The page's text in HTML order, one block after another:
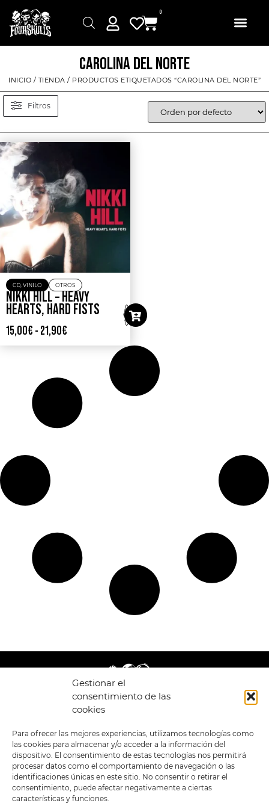
Gestionar el
consentimiento de las
cookies
Para ofrecer las mejores experiencias, utilizamos tecnologías como
las cookies para almacenar y/o acceder a la información del
dispositivo. El consentimiento de estas tecnologías nos permitirá
procesar datos como el comportamiento de navegación o las
identificaciones únicas en este sitio. No consentir o retirar el
consentimiento, puede afectar negativamente a ciertas
características y funciones.
0
CAROLINA DEL NORTE
INICIO / TIENDA / PRODUCTOS ETIQUETADOS “CAROLINA DEL NORTE”
Filtros
CD, VINILO OTROS
NIKKI HILL – HEAVY
HEARTS, HARD FISTS
15,00€ - 21,90€
LEGAL
POLÍTICA DE
PRIVACIDAD
TÉRMINOS Y
CONDICIONES
GENERALES DE LA
POLÍTICA DE COOKIES
ENLACES
TIENDA
ESTILOS
FORMATOS
PREVENTAS
OFERTAS
MERCHANDISING